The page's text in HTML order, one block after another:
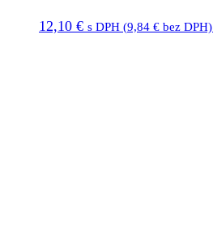
12,10 € s DPH (9,84 € bez DPH)